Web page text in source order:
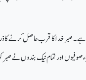
صبر خدا کا قرب حاصل کرنے کا
اور تمام نیک بندوں نے صبر کو